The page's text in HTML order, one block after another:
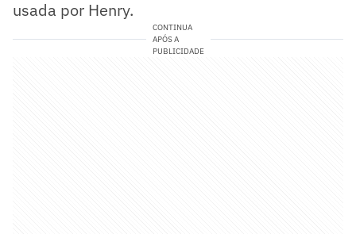
usada por Henry.
CONTINUA
APÓS A
PUBLICIDADE